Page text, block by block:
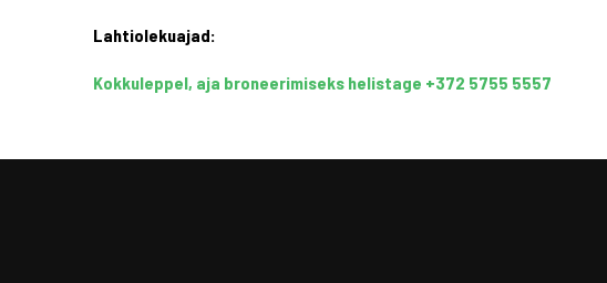
Lahtiolekuajad:
Kokkuleppel, aja broneerimiseks helistage +372 5755 5557